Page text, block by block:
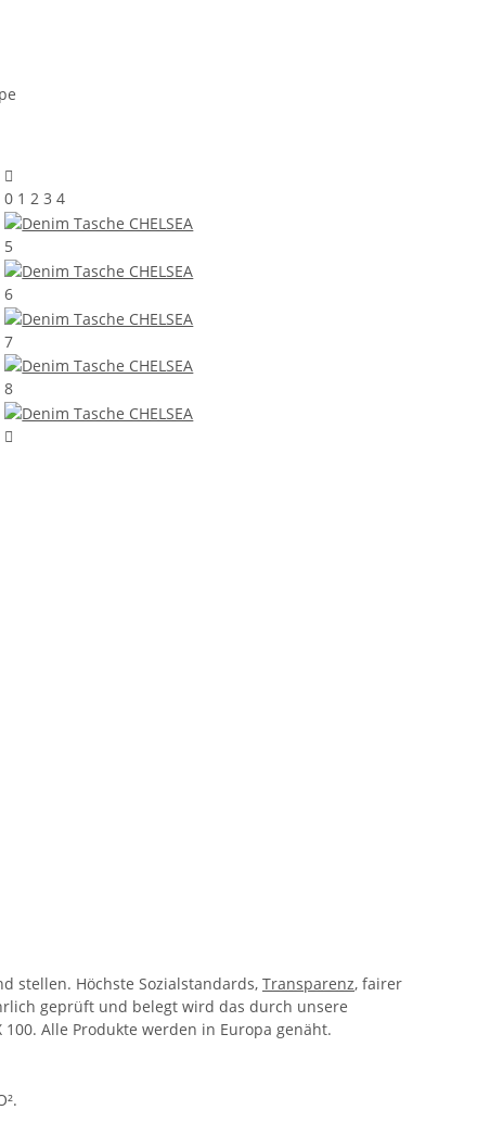
0 1 2 3 4
5
6
7
8
stellen. Höchste Sozialstandards, Transparenz, fairer
geprüft und belegt wird das durch unsere
100. Alle Produkte werden in Europa genäht.